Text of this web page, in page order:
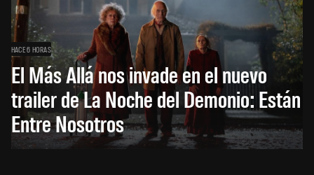
HACE 6 HORAS
El Más Allá nos invade en el nuevo
trailer de La Noche del Demonio: Están
Entre Nosotros